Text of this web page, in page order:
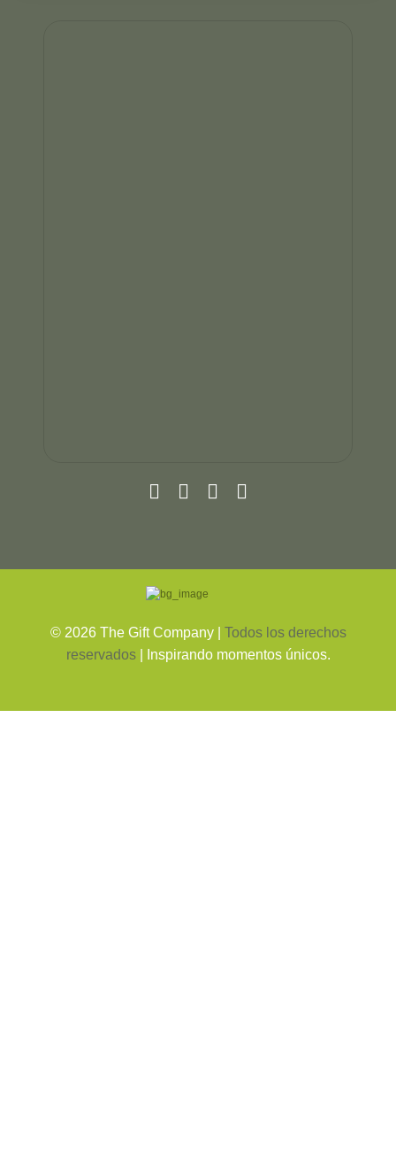
© 2026The Gift Company | Todos los derechos
reservados
| Inspirando momentos únicos.